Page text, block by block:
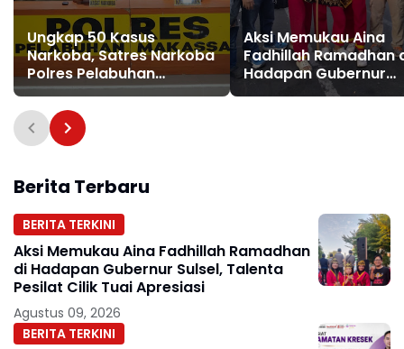
Ungkap 50 Kasus
Narkoba, Satres Narkoba
Polres Pelabuhan
Makassar Sita Hampir 1
Kg Sabu dan Selesaikan
21 Perkara Lewat
Restorative Justice
Aksi Memukau Aina
Fadhillah Ramadhan
Hadapan Gubernur
Sulsel, Talenta Pesilat
Berita Terbaru
BERITA TERKINI
Aksi Memukau Aina Fadhillah Ramadhan
di Hadapan Gubernur Sulsel, Talenta
Pesilat Cilik Tuai Apresiasi
Agustus 09, 2026
BERITA TERKINI